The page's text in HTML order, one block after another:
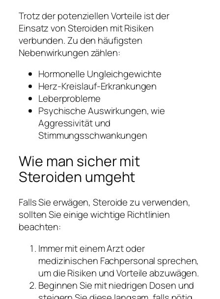
Trotz der potenziellen Vorteile ist der
Einsatz von Steroiden mit Risiken
verbunden. Zu den häufigsten
Nebenwirkungen zählen:
Hormonelle Ungleichgewichte
Herz-Kreislauf-Erkrankungen
Leberprobleme
Psychische Auswirkungen, wie
Aggressivität und
Stimmungsschwankungen
Wie man sicher mit
Steroiden umgeht
Falls Sie erwägen, Steroide zu verwenden,
sollten Sie einige wichtige Richtlinien
beachten:
Immer mit einem Arzt oder
medizinischen Fachpersonal sprechen,
um die Risiken und Vorteile abzuwägen.
Beginnen Sie mit niedrigen Dosen und